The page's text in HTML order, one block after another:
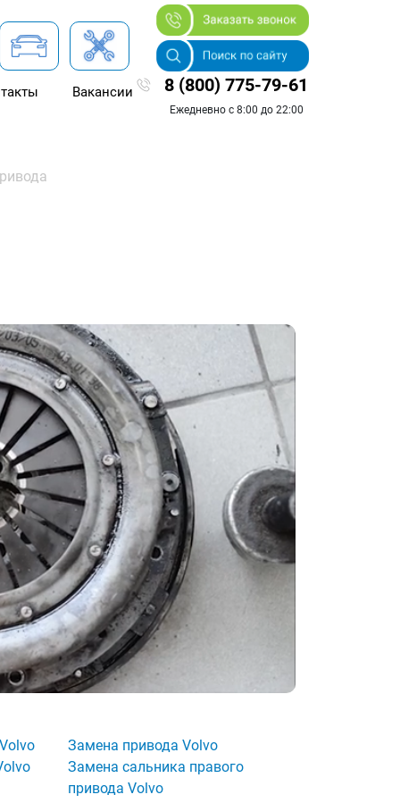
Вакансии 8 (800) 775-79-61
Ежедневно с 8:00 до 22:00
Замена привода Volvo
Замена сальника правого
привода Volvo